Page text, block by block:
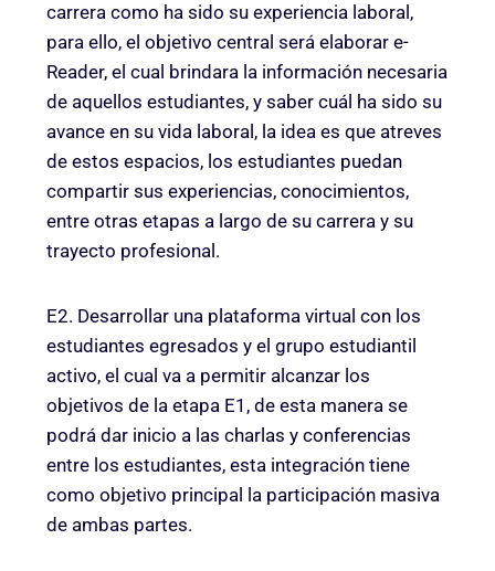
carrera como ha sido su experiencia laboral,
para ello, el objetivo central será elaborar e-
Reader, el cual brindara la información necesaria
de aquellos estudiantes, y saber cuál ha sido su
avance en su vida laboral, la idea es que atreves
de estos espacios, los estudiantes puedan
compartir sus experiencias, conocimientos,
entre otras etapas a largo de su carrera y su
trayecto profesional.
E2. Desarrollar una plataforma virtual con los
estudiantes egresados y el grupo estudiantil
activo, el cual va a permitir alcanzar los
objetivos de la etapa E1, de esta manera se
podrá dar inicio a las charlas y conferencias
entre los estudiantes, esta integración tiene
como objetivo principal la participación masiva
de ambas partes.